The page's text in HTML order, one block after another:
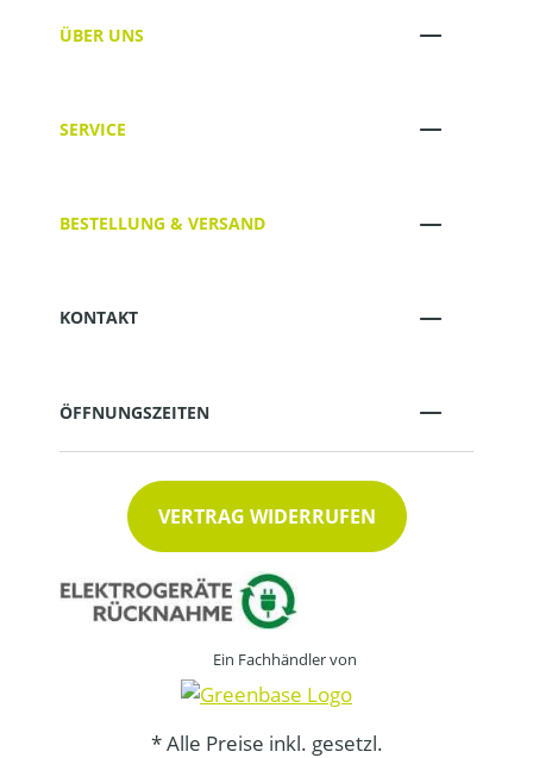
ÜBER UNS
SERVICE
BESTELLUNG & VERSAND
KONTAKT
ÖFFNUNGSZEITEN
VERTRAG WIDERRUFEN
Ein Fachhändler von
* Alle Preise inkl. gesetzl.